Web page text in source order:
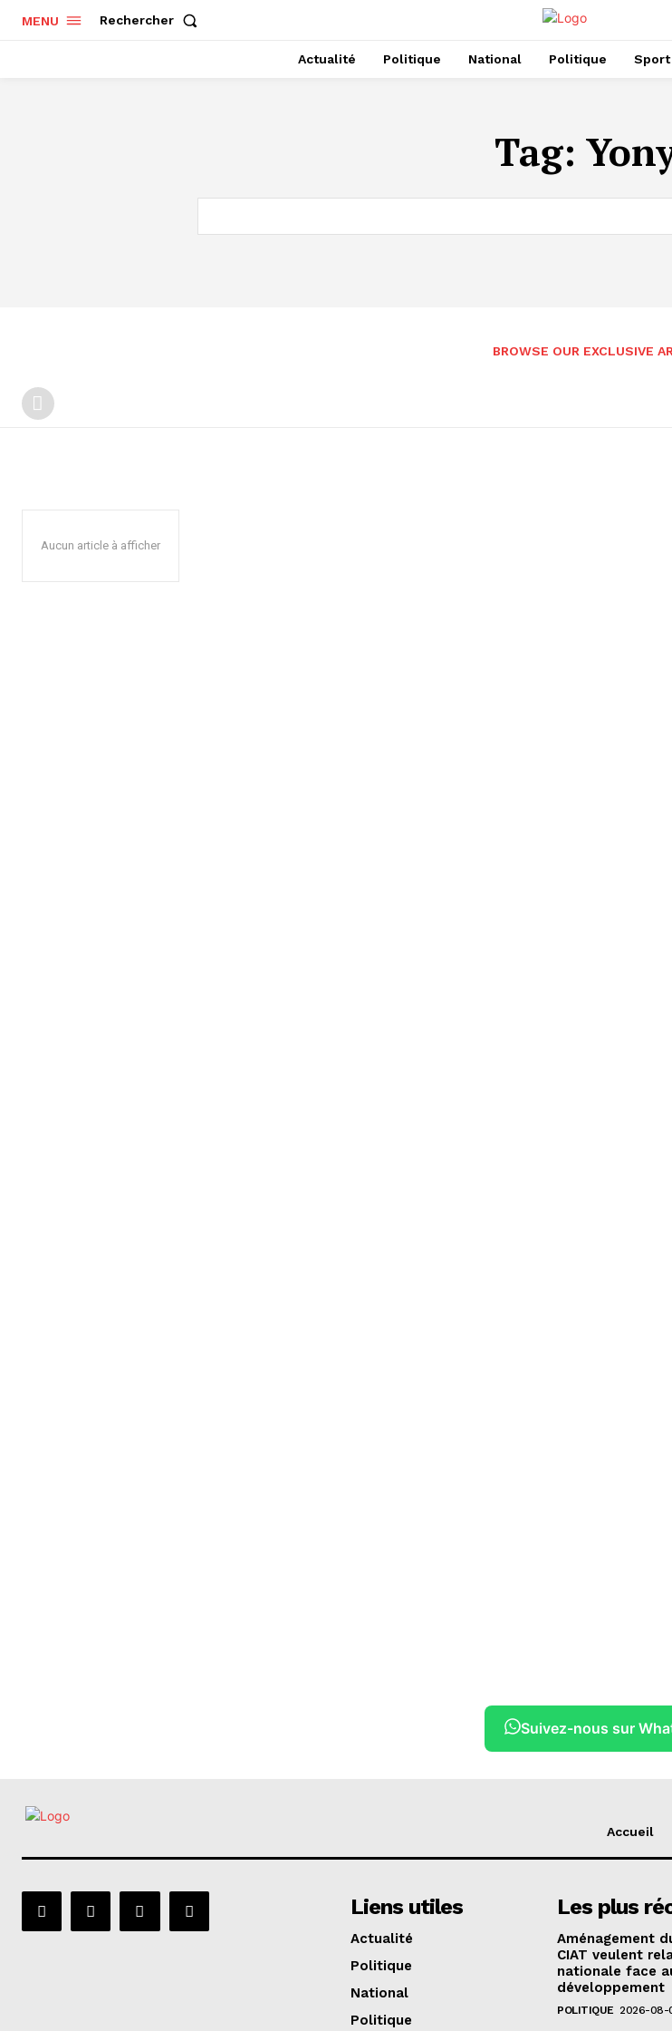
MENU Rechercher
Actualité Politique National Politique Sport
Tag:
BROWSE OUR EXCLUSIVE
Aucun article à afficher
Suivez-nous sur
Accueil
Liens utiles
Actualité
Politique
National
Politique
Les plus
Aménagement
CIAT veulent
nationale face
développement
POLITIQUE 2026-08-